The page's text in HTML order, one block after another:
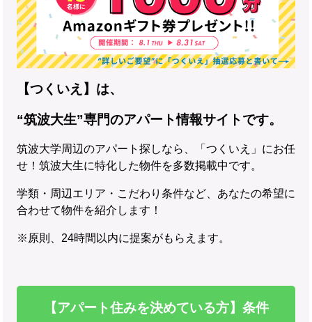
【つくいえ】は、
“筑波大生”専門のアパート情報サイトです。
筑波大学周辺のアパート探しなら、「つくいえ」にお任
せ！筑波大生に特化した物件を多数掲載中です。
学類・周辺エリア・こだわり条件など、あなたの希望に
合わせて物件を紹介します！
※原則、24時間以内に提案がもらえます。
【アパート住みを決めている方】条件